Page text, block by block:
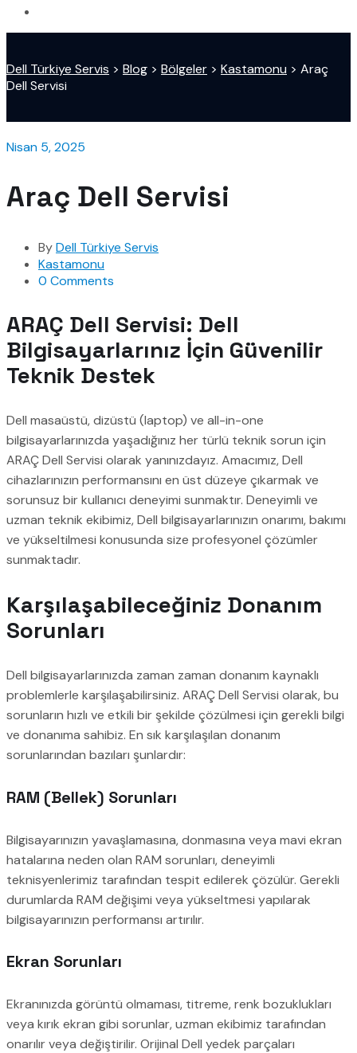
Dell Türkiye Servis > Blog > Bölgeler > Kastamonu > Araç
Dell Servisi
Nisan 5, 2025
Araç Dell Servisi
ByDell Türkiye Servis
Kastamonu
0 Comments
ARAÇ Dell Servisi: Dell
Bilgisayarlarınız İçin Güvenilir
Teknik Destek
Dell masaüstü, dizüstü (laptop) ve all-in-one
bilgisayarlarınızda yaşadığınız her türlü teknik sorun için
ARAÇ Dell Servisi olarak yanınızdayız. Amacımız, Dell
cihazlarınızın performansını en üst düzeye çıkarmak ve
sorunsuz bir kullanıcı deneyimi sunmaktır. Deneyimli ve
uzman teknik ekibimiz, Dell bilgisayarlarınızın onarımı, bakımı
ve yükseltilmesi konusunda size profesyonel çözümler
sunmaktadır.
Karşılaşabileceğiniz Donanım
Sorunları
Dell bilgisayarlarınızda zaman zaman donanım kaynaklı
problemlerle karşılaşabilirsiniz. ARAÇ Dell Servisi olarak, bu
sorunların hızlı ve etkili bir şekilde çözülmesi için gerekli bilgi
ve donanıma sahibiz. En sık karşılaşılan donanım
sorunlarından bazıları şunlardır:
RAM (Bellek) Sorunları
Bilgisayarınızın yavaşlamasına, donmasına veya mavi ekran
hatalarına neden olan RAM sorunları, deneyimli
teknisyenlerimiz tarafından tespit edilerek çözülür. Gerekli
durumlarda RAM değişimi veya yükseltmesi yapılarak
bilgisayarınızın performansı artırılır.
Ekran Sorunları
Ekranınızda görüntü olmaması, titreme, renk bozuklukları
veya kırık ekran gibi sorunlar, uzman ekibimiz tarafından
onarılır veya değiştirilir. Orijinal Dell yedek parçaları